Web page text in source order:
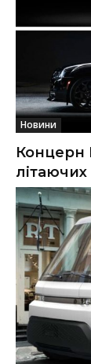
Новини
Концерн
літаючих